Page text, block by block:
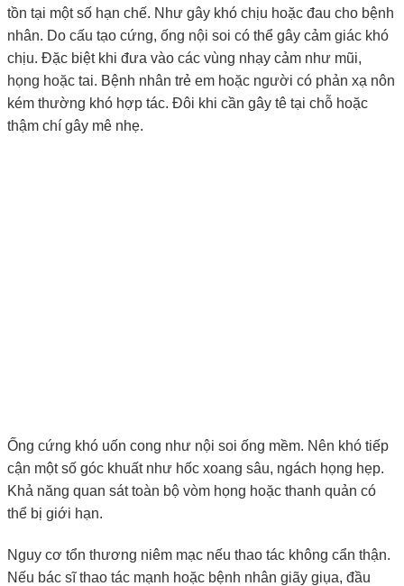
tồn tại một số hạn chế. Như gây khó chịu hoặc đau cho bệnh
nhân. Do cấu tạo cứng, ống nội soi có thể gây cảm giác khó
chịu. Đặc biệt khi đưa vào các vùng nhạy cảm như mũi,
họng hoặc tai. Bệnh nhân trẻ em hoặc người có phản xạ nôn
kém thường khó hợp tác. Đôi khi cần gây tê tại chỗ hoặc
thậm chí gây mê nhẹ.
Ống cứng khó uốn cong như nội soi ống mềm. Nên khó tiếp
cận một số góc khuất như hốc xoang sâu, ngách họng hẹp.
Khả năng quan sát toàn bộ vòm họng hoặc thanh quản có
thể bị giới hạn.
Nguy cơ tổn thương niêm mạc nếu thao tác không cẩn thận.
Nếu bác sĩ thao tác mạnh hoặc bệnh nhân giãy giụa, đầu